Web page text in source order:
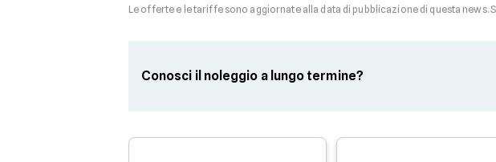
Le offerte e le tariffe sono aggiornate alla data di pubblicazione di questa
Conosci il noleggio a lungo termine?